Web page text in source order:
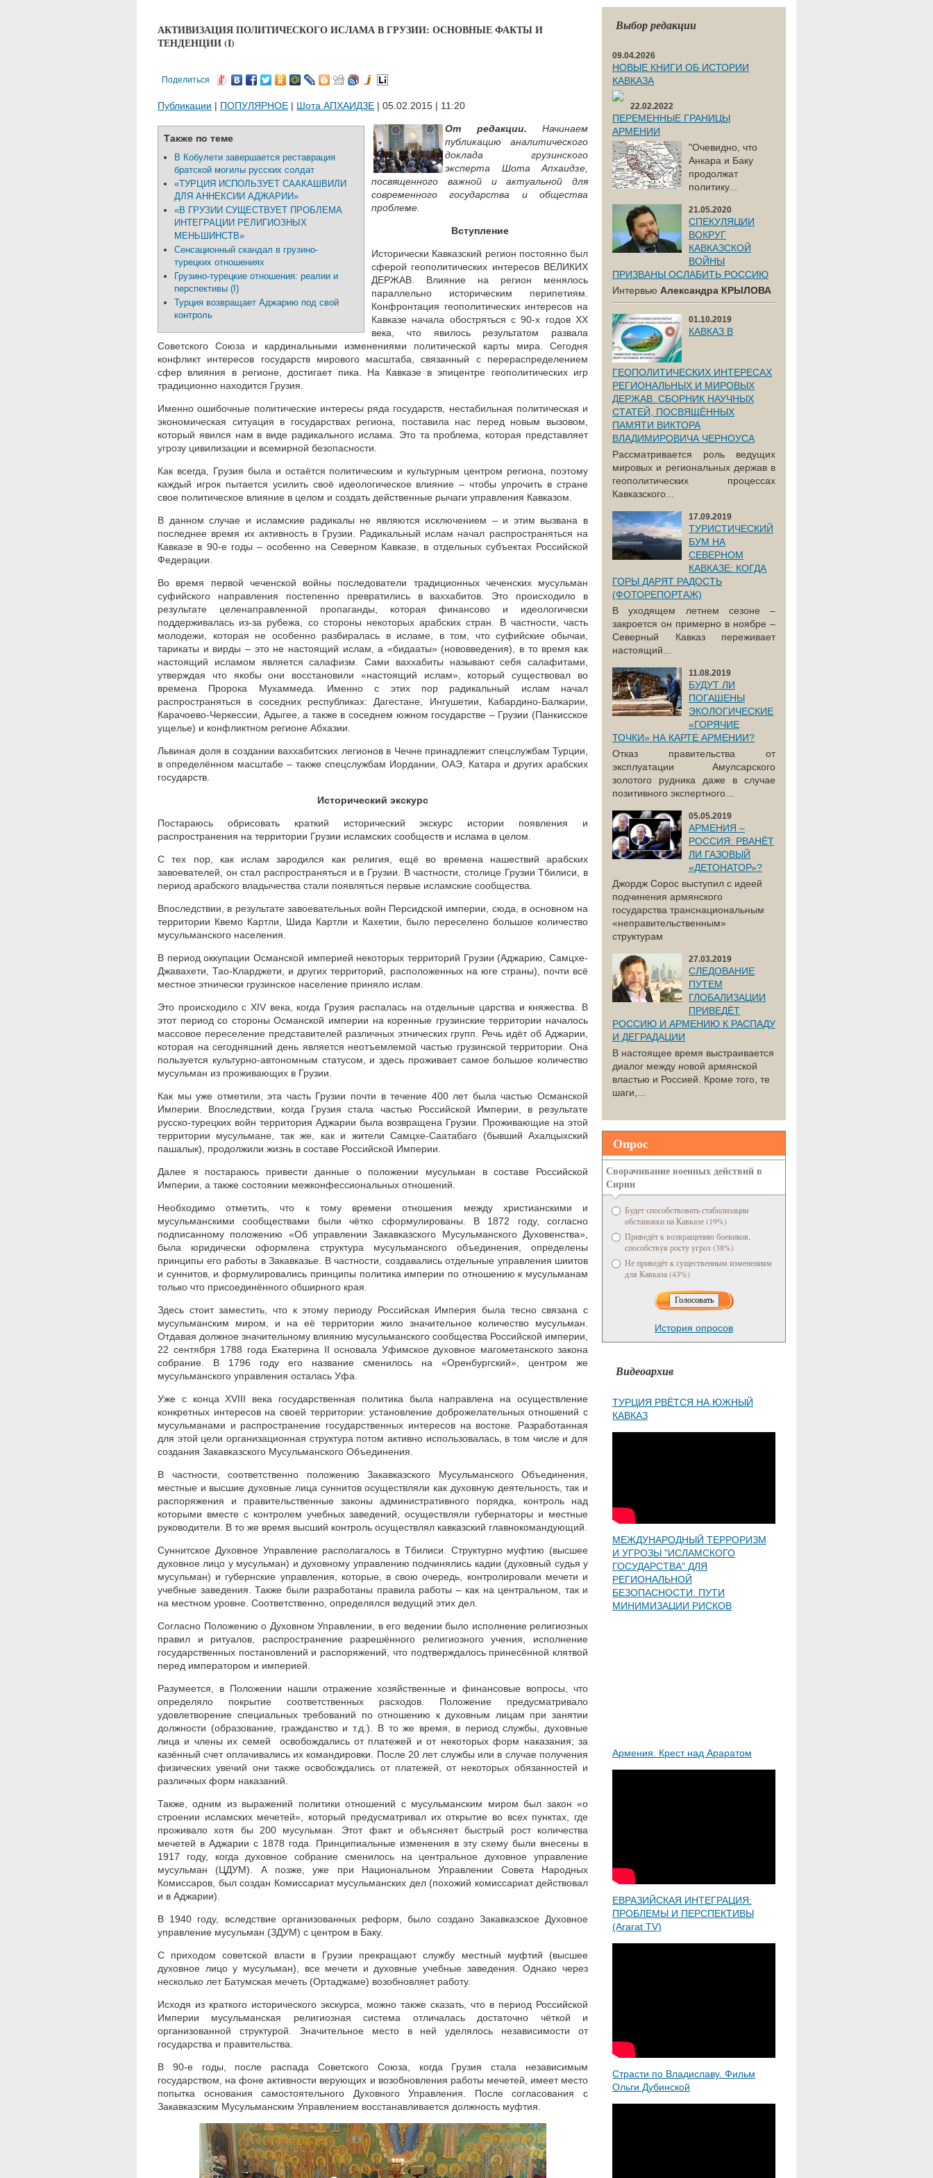
АКТИВИЗАЦИЯ ПОЛИТИЧЕСКОГО ИСЛАМА В ГРУЗИИ: ОСНОВНЫЕ ФАКТЫ И
ТЕНДЕНЦИИ (I)
Поделиться
Публикации | ПОПУЛЯРНОЕ | Шота АПХАИДЗЕ | 05.02.2015 | 11:20
Также по теме
В Кобулети завершается реставрация
братской могилы русских солдат
«ТУРЦИЯ ИСПОЛЬЗУЕТ СААКАШВИЛИ
ДЛЯ АННЕКСИИ АДЖАРИИ»
«В ГРУЗИИ СУЩЕСТВУЕТ ПРОБЛЕМА
ИНТЕГРАЦИИ РЕЛИГИОЗНЫХ
МЕНЬШИНСТВ»
Сенсационный скандал в грузино-
турецких отношениях
Грузино-турецкие отношения: реалии и
перспективы (I)
Турция возвращает Аджарию под свой
контроль
От редакции. Начинаем
публикацию аналитического
доклада грузинского
эксперта Шота Апхаидзе,
посвященного важной и актуальной для
современного государства и общества
проблеме.
Вступление
Исторически Кавказский регион постоянно был
сферой геополитических интересов ВЕЛИКИХ
ДЕРЖАВ. Влияние на регион менялось
параллельно историческим перипетиям.
Конфронтация геополитических интересов на
Кавказе начала обостряться с 90-х годов XX
века, что явилось результатом развала
Советского Союза и кардинальными изменениями политической карты мира. Сегодня
конфликт интересов государств мирового масштаба, связанный с перераспределением
сфер влияния в регионе, достигает пика. На Кавказе в эпицентре геополитических игр
традиционно находится Грузия.
Именно ошибочные политические интересы ряда государств, нестабильная политическая и
экономическая ситуация в государствах региона, поставила нас перед новым вызовом,
который явился нам в виде радикального ислама. Это та проблема, которая представляет
угрозу цивилизации и всемирной безопасности.
Как всегда, Грузия была и остаётся политическим и культурным центром региона, поэтому
каждый игрок пытается усилить своё идеологическое влияние – чтобы упрочить в стране
свое политическое влияние в целом и создать действенные рычаги управления Кавказом.
В данном случае и исламские радикалы не являются исключением – и этим вызвана в
последнее время их активность в Грузии. Радикальный ислам начал распространяться на
Кавказе в 90-е годы – особенно на Северном Кавказе, в отдельных субъектах Российской
Федерации.
Во время первой чеченской войны последователи традиционных чеченских мусульман
суфийского направления постепенно превратились в ваххабитов. Это происходило в
результате целенаправленной пропаганды, которая финансово и идеологически
поддерживалась из-за рубежа, со стороны некоторых арабских стран. В частности, часть
молодежи, которая не особенно разбиралась в исламе, в том, что суфийские обычаи,
тарикаты и вирды – это не настоящий ислам, а «бидааты» (нововведения), в то время как
настоящий исламом является салафизм. Сами ваххабиты называют себя салафитами,
утверждая что якобы они восстановили «настоящий ислам», который существовал во
времена Пророка Мухаммеда. Именно с этих пор радикальный ислам начал
распространяться в соседних республиках: Дагестане, Ингушетии, Кабардино-Балкарии,
Карачоево-Черкессии, Адыгее, а также в соседнем южном государстве – Грузии (Панкисское
ущелье) и конфликтном регионе Абхазии.
Львиная доля в создании ваххабитских легионов в Чечне принадлежит спецслужбам Турции,
в определённом масштабе – также спецслужбам Иордании, ОАЭ, Катара и других арабских
государств.
Исторический экскурс
Постараюсь обрисовать краткий исторический экскурс истории появления и
распространения на территории Грузии исламских сообществ и ислама в целом.
С тех пор, как ислам зародился как религия, ещё во времена нашествий арабских
завоевателей, он стал распространяться и в Грузии. В частности, столице Грузии Тбилиси, в
период арабского владычества стали появляться первые исламские сообщества.
Впоследствии, в результате завоевательных войн Персидской империи, сюда, в основном на
территории Квемо Картли, Шида Картли и Кахетии, было переселено большое количество
мусульманского населения.
В период оккупации Османской империей некоторых территорий Грузии (Аджарию, Самцхе-
Джавахети, Тао-Кларджети, и других территорий, расположенных на юге страны), почти всё
местное этнически грузинское население приняло ислам.
Это происходило с XIV века, когда Грузия распалась на отдельные царства и княжества. В
этот период со стороны Османской империи на коренные грузинские территории началось
массовое переселение представителей различных этнических групп. Речь идёт об Аджарии,
которая на сегодняшний день является неотъемлемой частью грузинской территории. Она
пользуется культурно-автономным статусом, и здесь проживает самое большое количество
мусульман из проживающих в Грузии.
Как мы уже отметили, эта часть Грузии почти в течение 400 лет была частью Османской
Империи. Впоследствии, когда Грузия стала частью Российской Империи, в результате
русско-турецких войн территория Аджарии была возвращена Грузии. Проживающие на этой
территории мусульмане, так же, как и жители Самцхе-Саатабаго (бывший Ахалцыхский
пашалык), продолжили жизнь в составе Российской Империи.
Далее я постараюсь привести данные о положении мусульман в составе Российской
Империи, а также состоянии межконфессиональных отношений.
Необходимо отметить, что к тому времени отношения между христианскими и
мусульманскими сообществами были чётко сформулированы. В 1872 году, согласно
подписанному положению «Об управлении Закавказского Мусульманского Духовенства»,
была юридически оформлена структура мусульманского объединения, определены
принципы его работы в Закавказье. В частности, создавались отдельные управления шиитов
и суннитов, и формулировались принципы политика империи по отношению к мусульманам
только что присоединённого обширного края.
Здесь стоит заместить, что к этому периоду Российская Империя была тесно связана с
мусульманским миром, и на её территории жило значительное количество мусульман.
Отдавая должное значительному влиянию мусульманского сообщества Российской империи,
22 сентября 1788 года Екатерина II основала Уфимское духовное магометанского закона
собрание. В 1796 году его название сменилось на «Оренбургский», центром же
мусульманского управления осталась Уфа.
Уже с конца XVIII века государственная политика была направлена на осуществление
конкретных интересов на своей территории: установление доброжелательных отношений с
мусульманами и распространение государственных интересов на востоке. Разработанная
для этой цели организационная структура потом активно использовалась, в том числе и для
создания Закавказского Мусульманского Объединения.
В частности, соответственно положению Закавказского Мусульманского Объединения,
местные и высшие духовные лица суннитов осуществляли как духовную деятельность, так и
распоряжения и правительственные законы административного порядка, контроль над
которыми вместе с контролем учебных заведений, осуществляли губернаторы и местные
руководители. В то же время высший контроль осуществлял кавказский главнокомандующий.
Суннитское Духовное Управление располагалось в Тбилиси. Структурно муфтию (высшее
духовное лицо у мусульман) и духовному управлению подчинялись кадии (духовный судья у
мусульман) и губернские управления, которые, в свою очередь, контролировали мечети и
учебные заведения. Также были разработаны правила работы – как на центральном, так и
на местном уровне. Соответственно, определялся ведущий этих дел.
Согласно Положению о Духовном Управлении, в его ведении было исполнение религиозных
правил и ритуалов, распространение разрешённого религиозного учения, исполнение
государственных постановлений и распоряжений, что подтверждалось принесённой клятвой
перед императором и империей.
Разумеется, в Положении нашли отражение хозяйственные и финансовые вопросы, что
определяло покрытие соответственных расходов. Положение предусматривало
удовлетворение специальных требований по отношению к духовным лицам при занятии
должности (образование, гражданство и т.д.). В то же время, в период службы, духовные
лица и члены их семей освобождались от платежей и от некоторых форм наказания; за
казённый счет оплачивались их командировки. После 20 лет службы или в случае получения
физических увечий они также освобождались от платежей, от некоторых обязанностей и
различных форм наказаний.
Также, одним из выражений политики отношений с мусульманским миром был закон «о
строении исламских мечетей», который предусматривал их открытие во всех пунктах, где
проживало хотя бы 200 мусульман. Этот факт и объясняет быстрый рост количества
мечетей в Аджарии с 1878 года. Принципиальные изменения в эту схему были внесены в
1917 году, когда духовное собрание сменилось на центральное духовное управление
мусульман (ЦДУМ). А позже, уже при Национальном Управлении Совета Народных
Комиссаров, был создан Комиссариат мусульманских дел (похожий комиссариат действовал
и в Аджарии).
В 1940 году, вследствие организованных реформ, было создано Закавказское Духовное
управление мусульман (ЗДУМ) с центром в Баку.
С приходом советской власти в Грузии прекращают службу местный муфтий (высшее
духовное лицо у мусульман), все мечети и духовные учебные заведения. Однако через
несколько лет Батумская мечеть (Ортаджаме) возобновляет работу.
Исходя из краткого исторического экскурса, можно также сказать, что в период Российской
Империи мусульманская религиозная система отличалась достаточно чёткой и
организованной структурой. Значительное место в ней уделялось независимости от
государства и правительства.
В 90-е годы, после распада Советского Союза, когда Грузия стала независимым
государством, на фоне активности верующих и возобновления работы мечетей, имеет место
попытка основания самостоятельного Духовного Управления. После согласования с
Закавказским Мусульманским Управлением восстанавливается должность муфтия.
Выбор редакции
09.04.2026
НОВЫЕ КНИГИ ОБ ИСТОРИИ
КАВКАЗА
22.02.2022
ПЕРЕМЕННЫЕ ГРАНИЦЫ
АРМЕНИИ
"Очевидно, что
Анкара и Баку
продолжат
политику...
21.05.2020
СПЕКУЛЯЦИИ
ВОКРУГ
КАВКАЗСКОЙ
ВОЙНЫ
ПРИЗВАНЫ ОСЛАБИТЬ РОССИЮ
Интервью Александра КРЫЛОВА
01.10.2019
КАВКАЗ В
ГЕОПОЛИТИЧЕСКИХ ИНТЕРЕСАХ
РЕГИОНАЛЬНЫХ И МИРОВЫХ
ДЕРЖАВ. СБОРНИК НАУЧНЫХ
СТАТЕЙ, ПОСВЯЩЁННЫХ
ПАМЯТИ ВИКТОРА
ВЛАДИМИРОВИЧА ЧЕРНОУСА
Рассматривается роль ведущих
мировых и региональных держав в
геополитических процессах
Кавказского...
17.09.2019
ТУРИСТИЧЕСКИЙ
БУМ НА
СЕВЕРНОМ
КАВКАЗЕ: КОГДА
ГОРЫ ДАРЯТ РАДОСТЬ
(ФОТОРЕПОРТАЖ)
В уходящем летнем сезоне –
закроется он примерно в ноябре –
Северный Кавказ переживает
настоящий...
11.08.2019
БУДУТ ЛИ
ПОГАШЕНЫ
ЭКОЛОГИЧЕСКИЕ
«ГОРЯЧИЕ
ТОЧКИ» НА КАРТЕ АРМЕНИИ?
Отказ правительства от
эксплуатации Амулсарского
золотого рудника даже в случае
позитивного экспертного...
05.05.2019
АРМЕНИЯ –
РОССИЯ: РВАНЁТ
ЛИ ГАЗОВЫЙ
«ДЕТОНАТОР»?
Джордж Сорос выступил с идеей
подчинения армянского
государства транснациональным
«неправительственным»
структурам
27.03.2019
СЛЕДОВАНИЕ
ПУТЕМ
ГЛОБАЛИЗАЦИИ
ПРИВЕДЁТ
РОССИЮ И АРМЕНИЮ К РАСПАДУ
И ДЕГРАДАЦИИ
В настоящее время выстраивается
диалог между новой армянской
властью и Россией. Кроме того, те
шаги,...
Опрос
Сворачивание военных действий в
Сирии
Будет способствовать стабилизации
обстановки на Кавказе (19%)
Приведёт к возвращению боевиков,
способствуя росту угроз (38%)
Не приведёт к существенным изменениям
для Кавказа (43%)
История опросов
Видеоархив
ТУРЦИЯ РВЁТСЯ НА ЮЖНЫЙ
КАВКАЗ
МЕЖДУНАРОДНЫЙ ТЕРРОРИЗМ
И УГРОЗЫ "ИСЛАМСКОГО
ГОСУДАРСТВА" ДЛЯ
РЕГИОНАЛЬНОЙ
БЕЗОПАСНОСТИ. ПУТИ
МИНИМИЗАЦИИ РИСКОВ
Армения. Крест над Араратом
ЕВРАЗИЙСКАЯ ИНТЕГРАЦИЯ:
ПРОБЛЕМЫ И ПЕРСПЕКТИВЫ
(Ararat TV)
Страсти по Владиславу. Фильм
Ольги Дубинской